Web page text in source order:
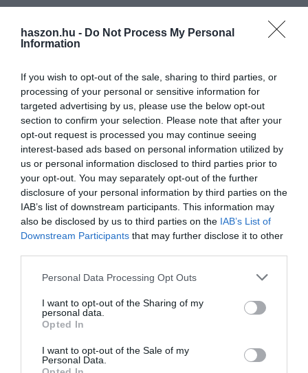
haszon.hu - Do Not Process My Personal
Information
If you wish to opt-out of the sale, sharing to third parties, or
processing of your personal or sensitive information for
targeted advertising by us, please use the below opt-out
section to confirm your selection. Please note that after your
opt-out request is processed you may continue seeing
interest-based ads based on personal information utilized by
us or personal information disclosed to third parties prior to
your opt-out. You may separately opt-out of the further
disclosure of your personal information by third parties on the
IAB’s list of downstream participants. This information may
also be disclosed by us to third parties on the IAB’s List of
Downstream Participants that may further disclose it to other
Please note that this website/app uses one or more Google
not limited to your visit or usage behaviour. You may click to
grant or deny consent to Google and its third-party tags to
use your data for below specified purposes in below Google
consent section.
Personal Data Processing Opt Outs
I want to opt-out of the Sharing of my
personal data.
Opted In
I want to opt-out of the Sale of my
Personal Data.
: Az olyan magas nátriumtartalmú
élelmiszerek, mint például a feldolgozott élelmiszerek vagy a sós
stresszt a szervezetben.
Vörös húsok : A vörös húsok fogyasztása növeli a kettes típusú
diabétesz kialakulásának és néhány rákos megbetegedésnek a
kockázatát. A nagy mennyiségben bevitt vörös hús túl sok telített
zsírsavat tartalmazhat, ami gyulladást és megnövekedett
stresszhormonszintet eredményezhet.
Édességek: A magas cukortartalmuk miatt nagyon megugorhat a
vércukorszint, aminek hatására a stresszhormonszint is jócskán
emelkedhet. Azonban amilyen gyorsan megemelkedik,
Megnövelhetik a kortizolszintet, ami szorongást eredményezhet.
Rántott ételek : Jellemzően nagy mennyiségben tartalmaznak
telített és transzzsírokkal, amelyek fokozott kortizoltermelést
szervezetben.